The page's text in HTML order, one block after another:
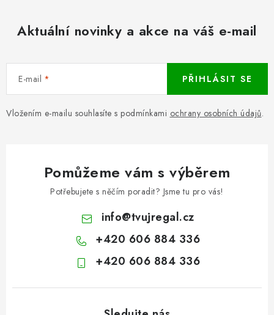
Aktuální novinky a akce na váš e-mail
E-mail
Vložením e-mailu souhlasíte s podmínkami ochrany osobních údajů.
PŘIHLÁSIT SE
Pomůžeme vám s výběrem
Potřebujete s něčím poradit? Jsme tu pro vás!
info@tvujregal.cz
+420 606 884 336
+420 606 884 336